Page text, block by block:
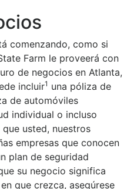
comenzando, como si
Farm le proveerá con
de negocios en Atlanta,
incluir1 una póliza de
de automóviles
individual o incluso
usted, nuestros
empresas que conocen
plan de seguridad
su negocio significa
que crezca, asegúrese